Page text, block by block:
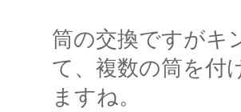
筒の交換ですがキ
て、複数の筒を付
ますね。